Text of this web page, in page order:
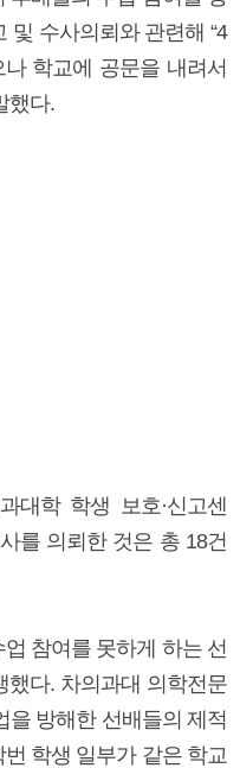
및 수사의뢰와 관련해 “4
학교에 공문을 내려서
했다.
대학 학생 보호·신고센
를 의뢰한 것은 총 18건
참여를 못하게 하는 선
다. 차의과대 의학전문
을 방해한 선배들의 제적
학생 일부가 같은 학교